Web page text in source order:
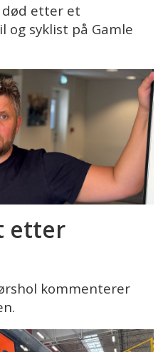
død etter et
syklist på Gamle
etter
kommenterer